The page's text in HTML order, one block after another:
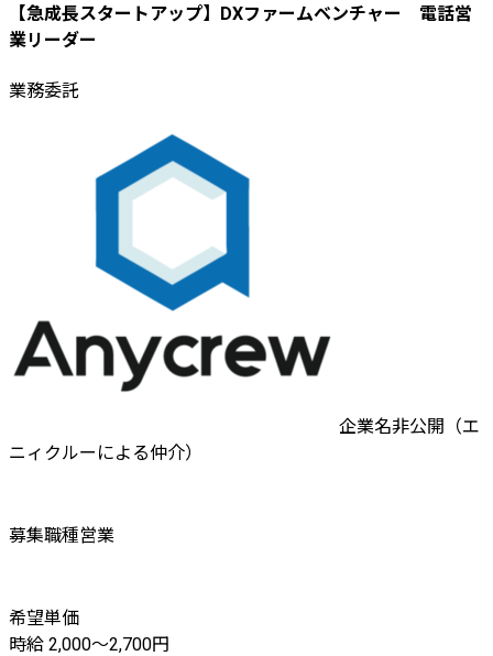
【急成長スタートアップ】DXファームベンチャー 電話営
業リーダー
業務委託
企業名非公開（エ
ニィクルーによる仲介）
募集職種営業
希望単価
時給 2,000〜2,700円